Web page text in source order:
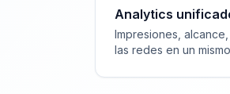
Analytics
Impresiones,
las redes en un